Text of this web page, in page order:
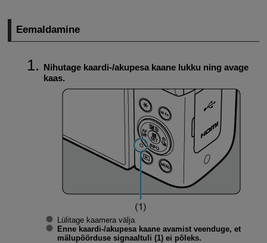
Eemaldamine
Nihutage kaardi-/akupesa kaane lukku ning avage
kaas.
Lülitage kaamera välja.
Enne kaardi-/akupesa kaane avamist veenduge, et
mälupöörduse signaaltuli (1) ei põleks.